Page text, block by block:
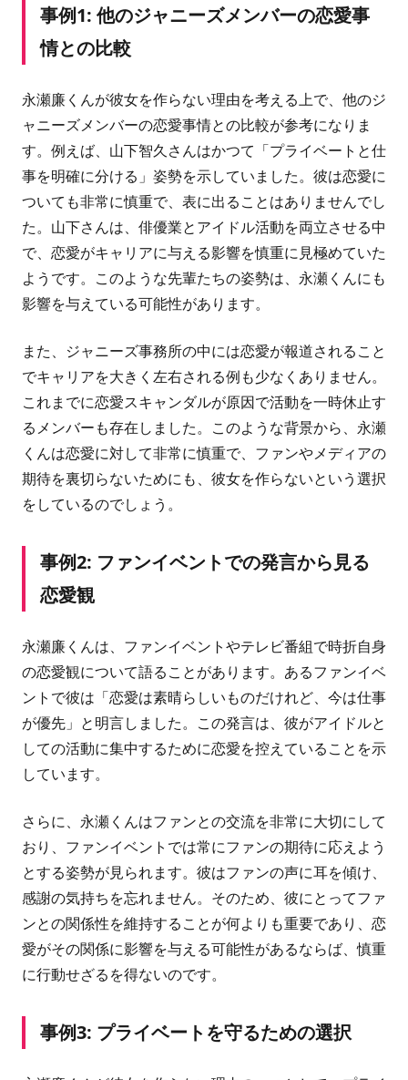
事例1: 他のジャニーズメンバーの恋愛事
情との比較
永瀬廉くんが彼女を作らない理由を考える上で、他のジ
ャニーズメンバーの恋愛事情との比較が参考になりま
す。例えば、山下智久さんはかつて「プライベートと仕
事を明確に分ける」姿勢を示していました。彼は恋愛に
ついても非常に慎重で、表に出ることはありませんでし
た。山下さんは、俳優業とアイドル活動を両立させる中
で、恋愛がキャリアに与える影響を慎重に見極めていた
ようです。このような先輩たちの姿勢は、永瀬くんにも
影響を与えている可能性があります。
また、ジャニーズ事務所の中には恋愛が報道されること
でキャリアを大きく左右される例も少なくありません。
これまでに恋愛スキャンダルが原因で活動を一時休止す
るメンバーも存在しました。このような背景から、永瀬
くんは恋愛に対して非常に慎重で、ファンやメディアの
期待を裏切らないためにも、彼女を作らないという選択
をしているのでしょう。
事例2: ファンイベントでの発言から見る
恋愛観
永瀬廉くんは、ファンイベントやテレビ番組で時折自身
の恋愛観について語ることがあります。あるファンイベ
ントで彼は「恋愛は素晴らしいものだけれど、今は仕事
が優先」と明言しました。この発言は、彼がアイドルと
しての活動に集中するために恋愛を控えていることを示
しています。
さらに、永瀬くんはファンとの交流を非常に大切にして
おり、ファンイベントでは常にファンの期待に応えよう
とする姿勢が見られます。彼はファンの声に耳を傾け、
感謝の気持ちを忘れません。そのため、彼にとってファ
ンとの関係性を維持することが何よりも重要であり、恋
愛がその関係に影響を与える可能性があるならば、慎重
に行動せざるを得ないのです。
事例3: プライベートを守るための選択